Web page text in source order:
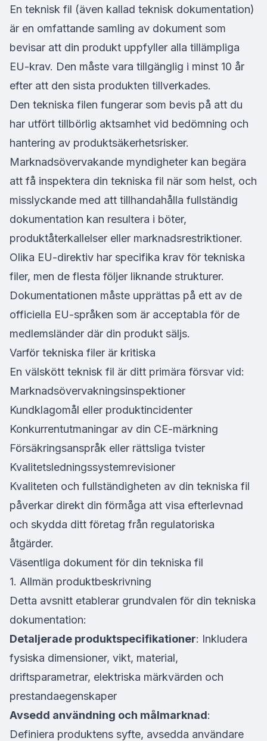
En teknisk fil (även kallad teknisk dokumentation)
är en omfattande samling av dokument som
bevisar att din produkt uppfyller alla tillämpliga
EU-krav. Den måste vara tillgänglig i minst 10 år
efter att den sista produkten tillverkades.
Den tekniska filen fungerar som bevis på att du
har utfört tillbörlig aktsamhet vid bedömning och
hantering av produktsäkerhetsrisker.
Marknadsövervakande myndigheter kan begära
att få inspektera din tekniska fil när som helst, och
misslyckande med att tillhandahålla fullständig
dokumentation kan resultera i böter,
produktåterkallelser eller marknadsrestriktioner.
Olika EU-direktiv har specifika krav för tekniska
filer, men de flesta följer liknande strukturer.
Dokumentationen måste upprättas på ett av de
officiella EU-språken som är acceptabla för de
medlemsländer där din produkt säljs.
Varför tekniska filer är kritiska
En välskött teknisk fil är ditt primära försvar vid:
Marknadsövervakningsinspektioner
Kundklagomål eller produktincidenter
Konkurrentutmaningar av din CE-märkning
Försäkringsanspråk eller rättsliga tvister
Kvalitetsledningssystemrevisioner
Kvaliteten och fullständigheten av din tekniska fil
påverkar direkt din förmåga att visa efterlevnad
och skydda ditt företag från regulatoriska
åtgärder.
Väsentliga dokument för din tekniska fil
1. Allmän produktbeskrivning
Detta avsnitt etablerar grundvalen för din tekniska
dokumentation:
Detaljerade produktspecifikationer: Inkludera
fysiska dimensioner, vikt, material,
driftsparametrar, elektriska märkvärden och
prestandaegenskaper
Avsedd användning och målmarknad:
Definiera produktens syfte, avsedda användare